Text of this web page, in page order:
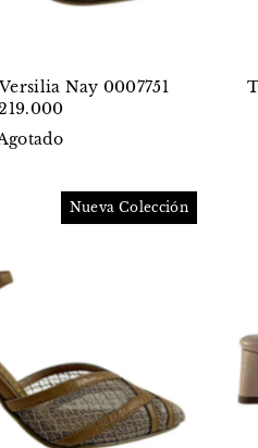
Nay 0007751
Nueva Colección